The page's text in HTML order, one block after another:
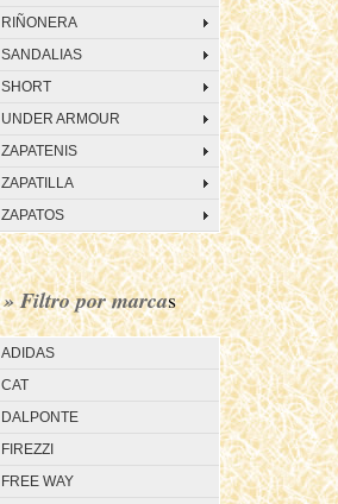
RIÑONERA
SANDALIAS
SHORT
UNDER ARMOUR
ZAPATENIS
ZAPATILLA
ZAPATOS
» Filtro por marcas
ADIDAS
CAT
DALPONTE
FIREZZI
FREE WAY